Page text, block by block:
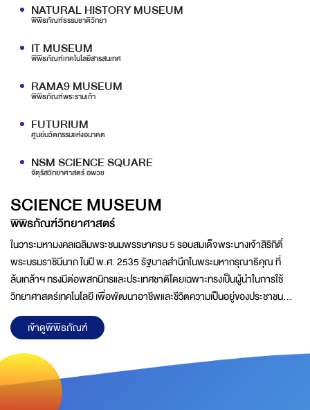
SCIENCE MUSEUM
พิพิธภัณฑ์วิทยาศาสตร์
ในวาระมหามงคลเฉลิมพระชนมพรรษาครบ 5 รอบสมเด็จพระนางเจ้าสิริกิติ์
พระบรมราชินีนาถ ในปี พ.ศ. 2535 รัฐบาลสำนึกในพระมหากรุณาธิคุณ ที่
ล้นเกล้าฯ ทรงมีต่อพสกนิกรและประเทศชาติโดยเฉพาะทรงเป็นผู้นำในการใช้
วิทยาศาสตร์เทคโนโลยี เพื่อพัฒนาอาชีพและชีวิตความเป็นอยู่ของประชาชน
ฟื้นฟูทรัพยากรธรรมชาติ และสิ่งแวดล้อมตลอดจนการอนุรักษ์ศิลปวัฒนธรรม
ของไทยในท้องถิ่นชนบทที่ห่างไกลมาอย่างต่อเนื่องด้วยความวิริยะอุตสาหะจน
การตื่นตัวด้านการวิจัยและพัฒนาทางวิทยาศาสตร์ และเทคโนโลยีในชีวิตประจำ
วัน ส่งผลต่อการยกระดับสภาพความเป็นอยู่ของประชาชน และการพัฒนา
ประเทศอย่างมีประสิทธิภาพคณะรัฐมนตรีในครั้งนั้นจึงได้ดำเนิน
เข้าดูพิพิธภัณฑ์
NATURAL HISTORY MUSEUM
พิพิธภัณฑ์ธรรมชาติวิทยา
IT MUSEUM
พิพิธภัณฑ์เทคโนโลยีสารสนเทศ
RAMA9 MUSEUM
พิพิธภัณฑ์พระรามเก้า
FUTURIUM
ศูนย์นวัตกรรมแห่งอนาคต
NSM SCIENCE SQUARE
จัตุรัสวิทยาศาสตร์ อพวช